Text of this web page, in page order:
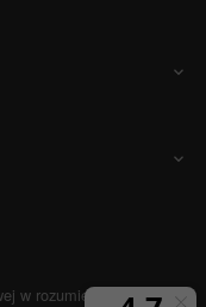


w rozumieniu Art.66 par.1